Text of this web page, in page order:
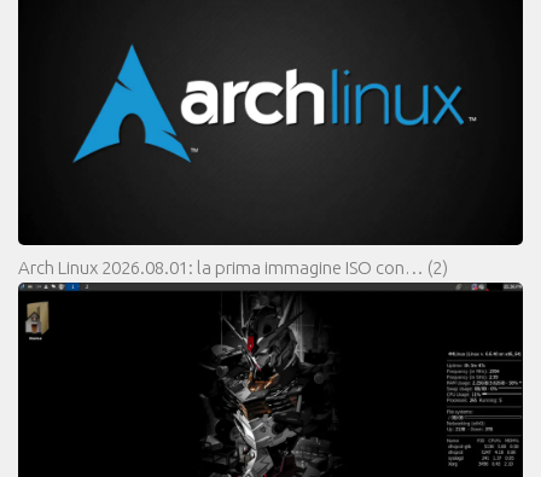
Arch Linux 2026.08.01: la prima immagine ISO con… (2)